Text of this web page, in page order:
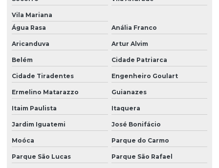
Pintura predial industrial
Pintura predial para lojas em shopping
Pintura prédio condomínio
Pintura de prédios
Pintura de prédios públicos
Pintura em prédios de saúde
Pintura de prédios de shopping
Pintura para shoppings
Vila Mariana
Água Rasa
Anália Franco
Aricanduva Artur Alvim
Belém Cidade Patriarca
Cidade Tiradentes Engenheiro Goulart
Ermelino Matarazzo Guianazes
Itaim Paulista Itaquera
Jardim Iguatemi José Bonifácio
Moóca Parque do Carmo
Parque São Lucas Parque São Rafael